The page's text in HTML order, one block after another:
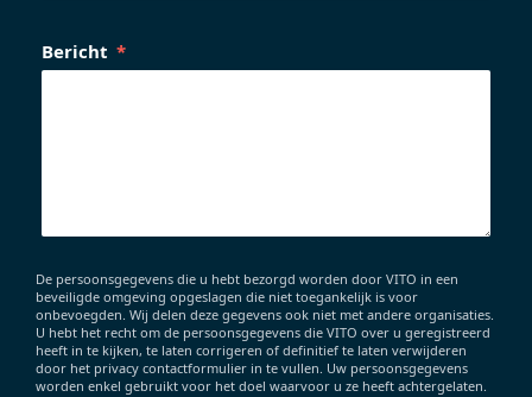
Bericht
De persoonsgegevens die u hebt bezorgd worden door VITO in een
beveiligde omgeving opgeslagen die niet toegankelijk is voor
onbevoegden. Wij delen deze gegevens ook niet met andere organisaties.
U hebt het recht om de persoonsgegevens die VITO over u geregistreerd
heeft in te kijken, te laten corrigeren of definitief te laten verwijderen
door het privacy contactformulier in te vullen. Uw persoonsgegevens
worden enkel gebruikt voor het doel waarvoor u ze heeft achtergelaten.